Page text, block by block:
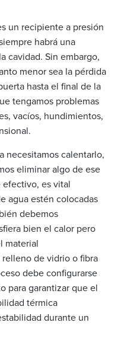
un recipiente a presión
habrá una
cavidad. Sin embargo,
menor sea la pérdida
hasta el final de la
tengamos problemas
vacíos, hundimientos,
necesitamos calentarlo,
eliminar algo de ese
es vital
agua estén colocadas
debemos
bien el calor pero
material
de vidrio o fibra
debe configurarse
para garantizar que el
térmica
durante un